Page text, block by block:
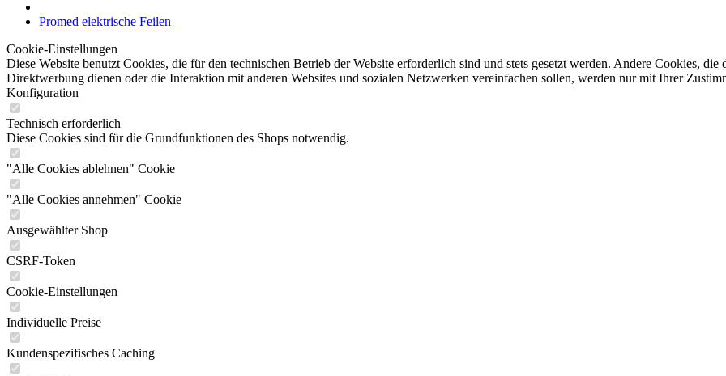
Promed elektrische Feilen
Cookie-Einstellungen
Diese Website benutzt Cookies, die für den technischen Betrieb der Website erforderlich sind und stets gesetzt werden. Andere Cookies,
Direktwerbung dienen oder die Interaktion mit anderen Websites und sozialen Netzwerken vereinfachen sollen, werden nur mit Ihrer
Konfiguration
Technisch erforderlich
Diese Cookies sind für die Grundfunktionen des Shops notwendig.
"Alle Cookies ablehnen" Cookie
"Alle Cookies annehmen" Cookie
Ausgewählter Shop
CSRF-Token
Cookie-Einstellungen
Individuelle Preise
Kundenspezifisches Caching